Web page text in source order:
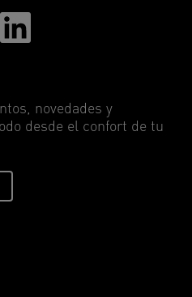
novedades y
desde el confort de tu